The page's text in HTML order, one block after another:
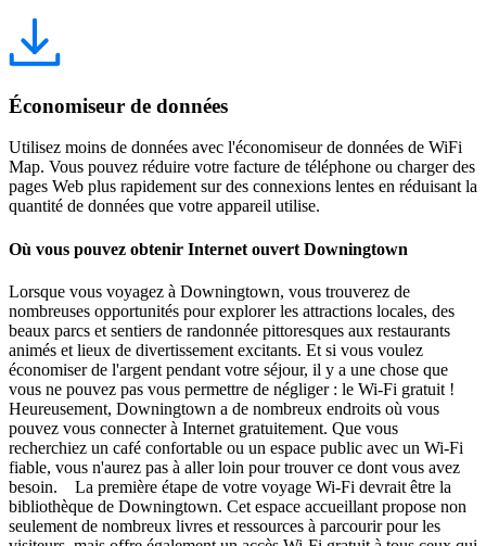
Économiseur de données
Utilisez moins de données avec l'économiseur de données de WiFi
Map. Vous pouvez réduire votre facture de téléphone ou charger des
pages Web plus rapidement sur des connexions lentes en réduisant la
quantité de données que votre appareil utilise.
Où vous pouvez obtenir Internet ouvert Downingtown
Lorsque vous voyagez à Downingtown, vous trouverez de
nombreuses opportunités pour explorer les attractions locales, des
beaux parcs et sentiers de randonnée pittoresques aux restaurants
animés et lieux de divertissement excitants. Et si vous voulez
économiser de l'argent pendant votre séjour, il y a une chose que
vous ne pouvez pas vous permettre de négliger : le Wi-Fi gratuit !
Heureusement, Downingtown a de nombreux endroits où vous
pouvez vous connecter à Internet gratuitement. Que vous
recherchiez un café confortable ou un espace public avec un Wi-Fi
fiable, vous n'aurez pas à aller loin pour trouver ce dont vous avez
besoin. La première étape de votre voyage Wi-Fi devrait être la
bibliothèque de Downingtown. Cet espace accueillant propose non
seulement de nombreux livres et ressources à parcourir pour les